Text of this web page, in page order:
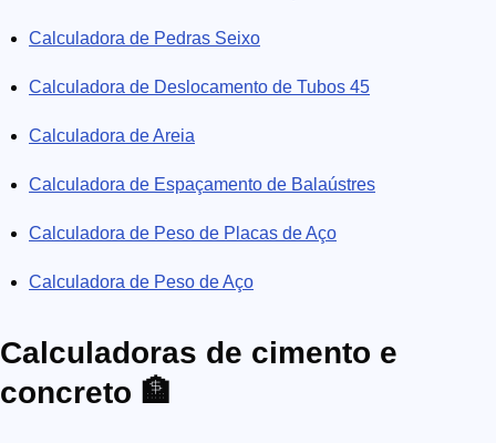
Calculadora de Pedras Seixo
Calculadora de Deslocamento de Tubos 45
Calculadora de Areia
Calculadora de Espaçamento de Balaústres
Calculadora de Peso de Placas de Aço
Calculadora de Peso de Aço
Calculadoras de cimento e
concreto 🏦